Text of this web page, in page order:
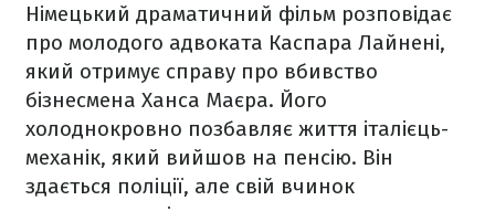
Німецький драматичний фільм розповідає
про молодого адвоката Каспара Лайнені,
який отримує справу про вбивство
бізнесмена Ханса Маєра. Його
холоднокровно позбавляє життя італієць-
механік, який вийшов на пенсію. Він
здається поліції, але свій вчинок